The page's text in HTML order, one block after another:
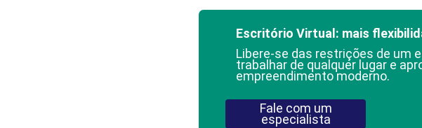
Escritório Virtual: mais
Libere-se das restrições de um
trabalhar de qualquer lugar e
empreendimento moderno.
Fale com um
especialista